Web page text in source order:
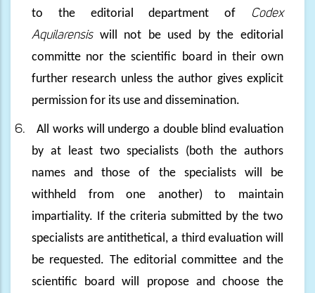
to the editorial department of
Codex
Aquilarensiswill not be used by the editorial
committe nor the scientific board in their own
further research unless the author gives explicit
permission for its use and dissemination.
6.
All works will undergo a double blind evaluation
by at least two specialists (both the authors
names and those of the specialists will be
withheld from one another) to maintain
impartiality. If the criteria submitted by the two
specialists are antithetical, a third evaluation will
be requested. The editorial committee and the
scientific board will propose and choose the